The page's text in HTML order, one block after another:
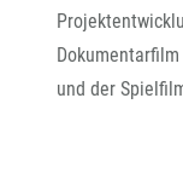
und der